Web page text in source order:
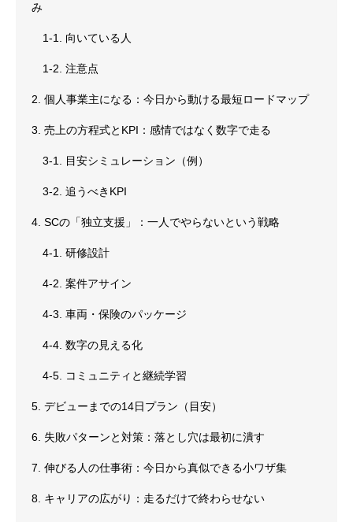
み
1-1. 向いている人
1-2. 注意点
2. 個人事業主になる：今日から動ける最短ロードマップ
3. 売上の方程式とKPI：感情ではなく数字で走る
3-1. 目安シミュレーション（例）
3-2. 追うべきKPI
4. SCの「独立支援」：一人でやらないという戦略
4-1. 研修設計
4-2. 案件アサイン
4-3. 車両・保険のパッケージ
4-4. 数字の見える化
4-5. コミュニティと継続学習
5. デビューまでの14日プラン（目安）
6. 失敗パターンと対策：落とし穴は最初に潰す
7. 伸びる人の仕事術：今日から真似できる小ワザ集
8. キャリアの広がり：走るだけで終わらせない